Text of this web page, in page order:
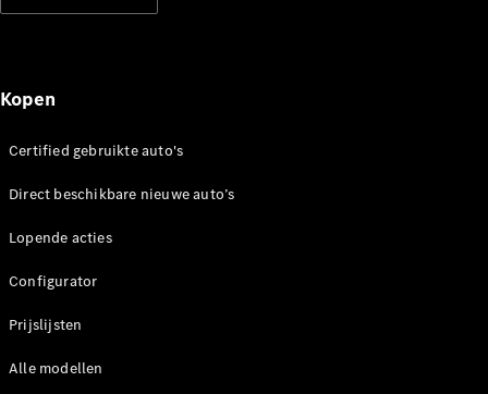
Benz Store
Alle Cabrios
Mercedes-
Roadster
Maybach SL
Series
Kopen
Certified gebruikte auto's
Direct beschikbare nieuwe auto’s
Lopende acties
Configurator
Prijslijsten
Alle modellen